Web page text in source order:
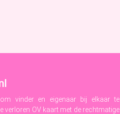
vinder en eigenaar bij elkaar te
verloren OV kaart met de rechtmatige